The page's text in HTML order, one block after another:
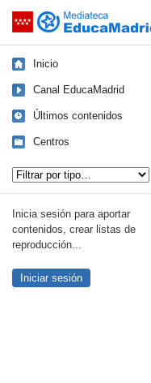
Saltar navegación
Inicio
Canal EducaMadrid
Últimos contenidos
Centros
Inicia sesión para aportar
contenidos, crear listas de
reproducción...
Iniciar sesión